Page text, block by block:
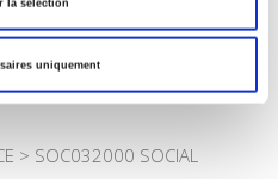
la sélection
uniquement
>Théorie politique
> SOC032000 SOCIAL